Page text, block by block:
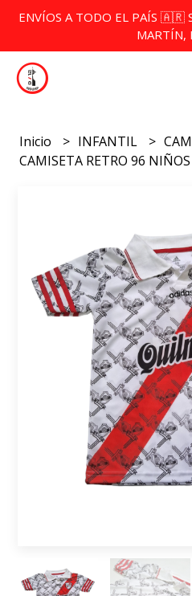
ENVÍOS A TODO EL PAÍS 🇦🇷
MARTÍN,
Inicio INFANTIL
CAMISETA RETRO 96 NIÑOS